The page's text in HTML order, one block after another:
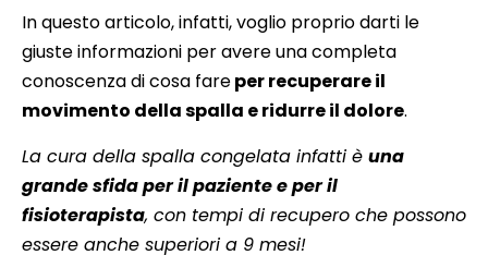
In questo articolo, infatti, voglio proprio darti le
giuste informazioni per avere una completa
conoscenza di cosa fareper recuperare il
movimento della spalla e ridurre il dolore.
La cura della spalla congelata infatti è una
grande sfida per il paziente e per il
fisioterapista, con tempi di recupero che possono
essere anche superiori a 9 mesi!